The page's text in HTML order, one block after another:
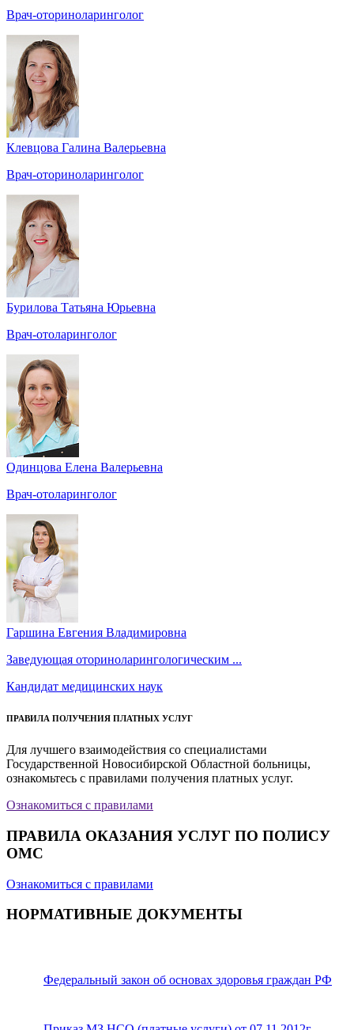
Врач-оториноларинголог
Клевцова Галина Валерьевна
Врач-оториноларинголог
Бурилова Татьяна Юрьевна
Врач-отоларинголог
Одинцова Елена Валерьевна
Врач-отоларинголог
Гаршина Евгения Владимировна
Заведующая оториноларингологическим ...
Кандидат медицинских наук
ПРАВИЛА ПОЛУЧЕНИЯ ПЛАТНЫХ УСЛУГ
Для лучшего взаимодействия со специалистами
Государственной Новосибирской Областной больницы,
ознакомьтесь с правилами получения платных услуг.
Ознакомиться с правилами
ПРАВИЛА ОКАЗАНИЯ УСЛУГ ПО ПОЛИСУ
ОМС
Ознакомиться с правилами
НОРМАТИВНЫЕ ДОКУМЕНТЫ
Федеральный закон об основах здоровья граждан РФ